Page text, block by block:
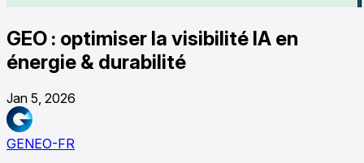
GEO : optimiser la visibilité IA en
énergie & durabilité
Jan 5, 2026
GENEO-FR